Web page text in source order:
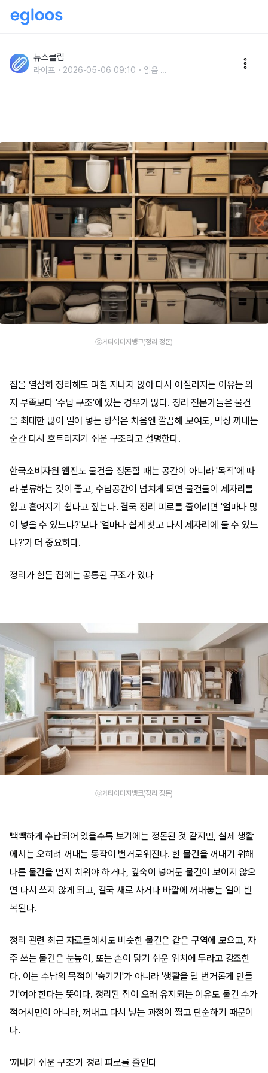
수록 더 피곤해지는 수납의 함정
뉴스클립
라이프 2026-05-06 09:10 읽음 ...
ⓒ게티이미지뱅크(정리 정돈)
집을 열심히 정리해도 며칠 지나지 않아 다시 어질러지는 이유는 의
지 부족보다 '수납 구조'에 있는 경우가 많다. 정리 전문가들은 물건
을 최대한 많이 밀어 넣는 방식은 처음엔 깔끔해 보여도, 막상 꺼내는
순간 다시 흐트러지기 쉬운 구조라고 설명한다.
한국소비자원 웹진도 물건을 정돈할 때는 공간이 아니라 '목적'에 따
라 분류하는 것이 좋고, 수납공간이 넘치게 되면 물건들이 제자리를
잃고 흩어지기 쉽다고 짚는다. 결국 정리 피로를 줄이려면 '얼마나 많
이 넣을 수 있느냐?'보다 '얼마나 쉽게 찾고 다시 제자리에 둘 수 있느
냐?'가 더 중요하다.
정리가 힘든 집에는 공통된 구조가 있다
ⓒ게티이미지뱅크(정리 정돈)
빽빽하게 수납되어 있을수록 보기에는 정돈된 것 같지만, 실제 생활
에서는 오히려 꺼내는 동작이 번거로워진다. 한 물건을 꺼내기 위해
다른 물건을 먼저 치워야 하거나, 깊숙이 넣어둔 물건이 보이지 않으
면 다시 쓰지 않게 되고, 결국 새로 사거나 바깥에 꺼내놓는 일이 반
복된다.
정리 관련 최근 자료들에서도 비슷한 물건은 같은 구역에 모으고, 자
주 쓰는 물건은 눈높이, 또는 손이 닿기 쉬운 위치에 두라고 강조한
다. 이는 수납의 목적이 '숨기기'가 아니라 '생활을 덜 번거롭게 만들
기'여야 한다는 뜻이다. 정리된 집이 오래 유지되는 이유도 물건 수가
적어서만이 아니라, 꺼내고 다시 넣는 과정이 짧고 단순하기 때문이
다.
'꺼내기 쉬운 구조'가 정리 피로를 줄인다